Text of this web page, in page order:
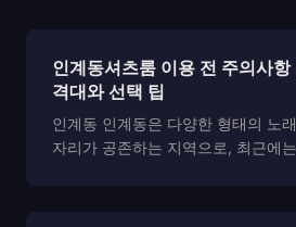
인계동셔츠룸 이용 전 주의사
격대와 선택 팁
인계동 인계동은 다양한 형태의 노
자리가 공존하는 지역으로, 최근에